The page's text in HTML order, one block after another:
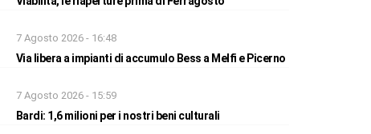
7 Agosto 2026 - 16:48
Via libera a impianti di accumulo Bess a Melfi e Picerno
7 Agosto 2026 - 15:59
Bardi: 1,6 milioni per i nostri beni culturali